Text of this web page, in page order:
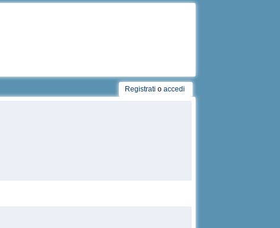
Registrati o accedi